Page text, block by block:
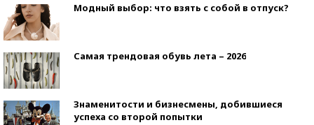
Модный выбор: что взять с собой в отпуск?
Самая трендовая обувь лета – 2026
Знаменитости и бизнесмены, добившиеся
успеха со второй попытки